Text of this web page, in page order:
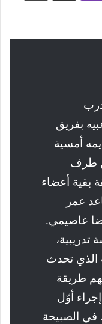
بفريق
أمسية
طرف
بقية أعضاء
عمر
عاصيمي.
تدريبية،
الذي تحدث
طريقة
أوّل
في الصبيحة